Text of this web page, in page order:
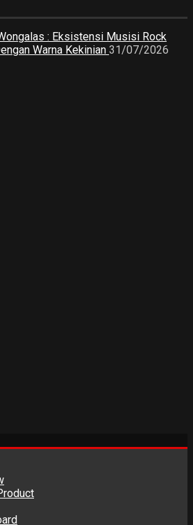
: Eksistensi Musisi Rock
Warna Kekinian 31/07/2026